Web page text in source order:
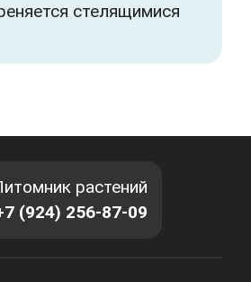
стелящимися
растений
(924) 256-87-09